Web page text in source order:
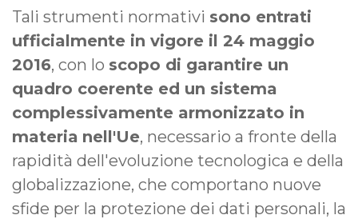
Tali strumenti normativi sono entrati
ufficialmente in vigore il 24 maggio
2016, con lo scopo di garantire un
quadro coerente ed un sistema
complessivamente armonizzato in
materia nell'Ue, necessario a fronte della
rapidità dell'evoluzione tecnologica e della
globalizzazione, che comportano nuove
sfide per la protezione dei dati personali, la